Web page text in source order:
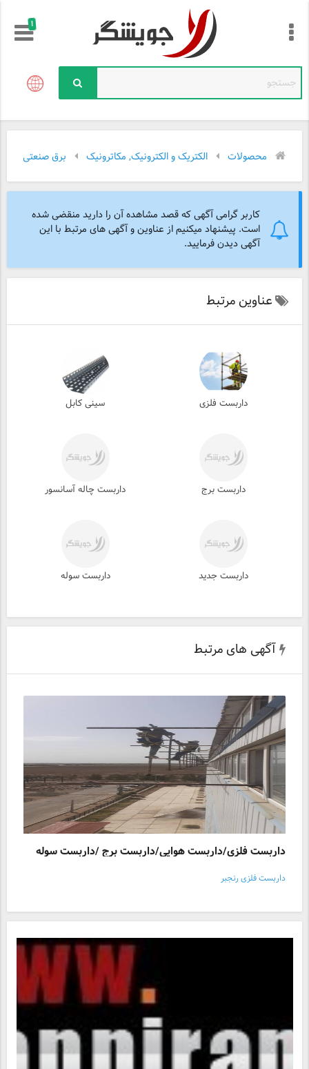
!
محصولات الکتریک و الکترونیک, مکاترونیک برق صنعتی
کاربر گرامی آگهی که قصد مشاهده آن را دارید منقضی شده
است. پیشنهاد میکنیم از عناوین و آگهی های مرتبط با این
آگهی دیدن فرمایید.
عناوین مرتبط
داربست فلزی سینی کابل
داربست برج داربست چاله آسانسور
داربست جدید داربست سوله
آگهی های مرتبط
داربست فلزی/داربست هوایی/داربست برج /داربست سوله
داربست فلزی رنجبر